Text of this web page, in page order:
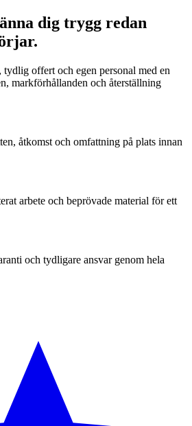
dig trygg redan
offert och egen personal med en
markförhållanden och återställning
åtkomst och omfattning på plats innan
arbete och beprövade material för ett
och tydligare ansvar genom hela